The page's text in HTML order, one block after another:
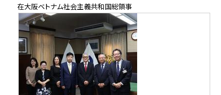
在大阪ベトナム社会主義共和国総領事